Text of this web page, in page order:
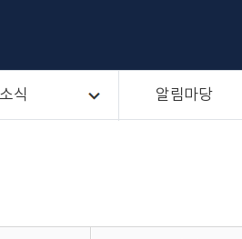
식 알림마당